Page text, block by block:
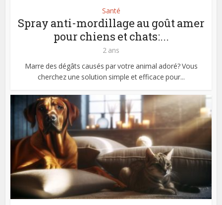
Santé
Spray anti-mordillage au goût amer
pour chiens et chats:...
2 ans
Marre des dégâts causés par votre animal adoré? Vous
cherchez une solution simple et efficace pour...